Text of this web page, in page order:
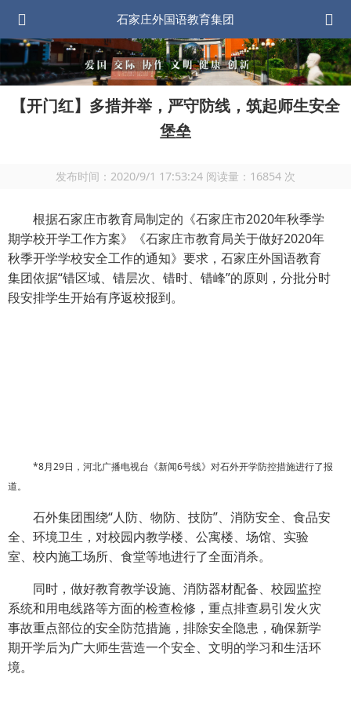
石家庄外国语教育集团
【开门红】多措并举，严守防线，筑起师生安全
堡垒
发布时间： 2020/9/1 17:53:24 阅读量： 16854 次
根据石家庄市教育局制定的《石家庄市2020年秋季学
期学校开学工作方案》《石家庄市教育局关于做好2020年
秋季开学学校安全工作的通知》要求，石家庄外国语教育
集团依据“错区域、错层次、错时、错峰”的原则，分批分时
段安排学生开始有序返校报到。
*8月29日，河北广播电视台《新闻6号线》对石外开学防控措施进行了报
道。
石外集团围绕“人防、物防、技防”、消防安全、食品安
全、环境卫生，对校园内教学楼、公寓楼、场馆、实验
室、校内施工场所、食堂等地进行了全面消杀。
同时，做好教育教学设施、消防器材配备、校园监控
系统和用电线路等方面的检查检修，重点排查易引发火灾
事故重点部位的安全防范措施，排除安全隐患，确保新学
期开学后为广大师生营造一个安全、文明的学习和生活环
境。